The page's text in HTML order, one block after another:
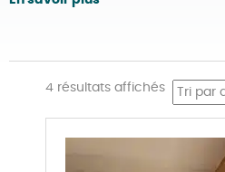
4 résultats affichés